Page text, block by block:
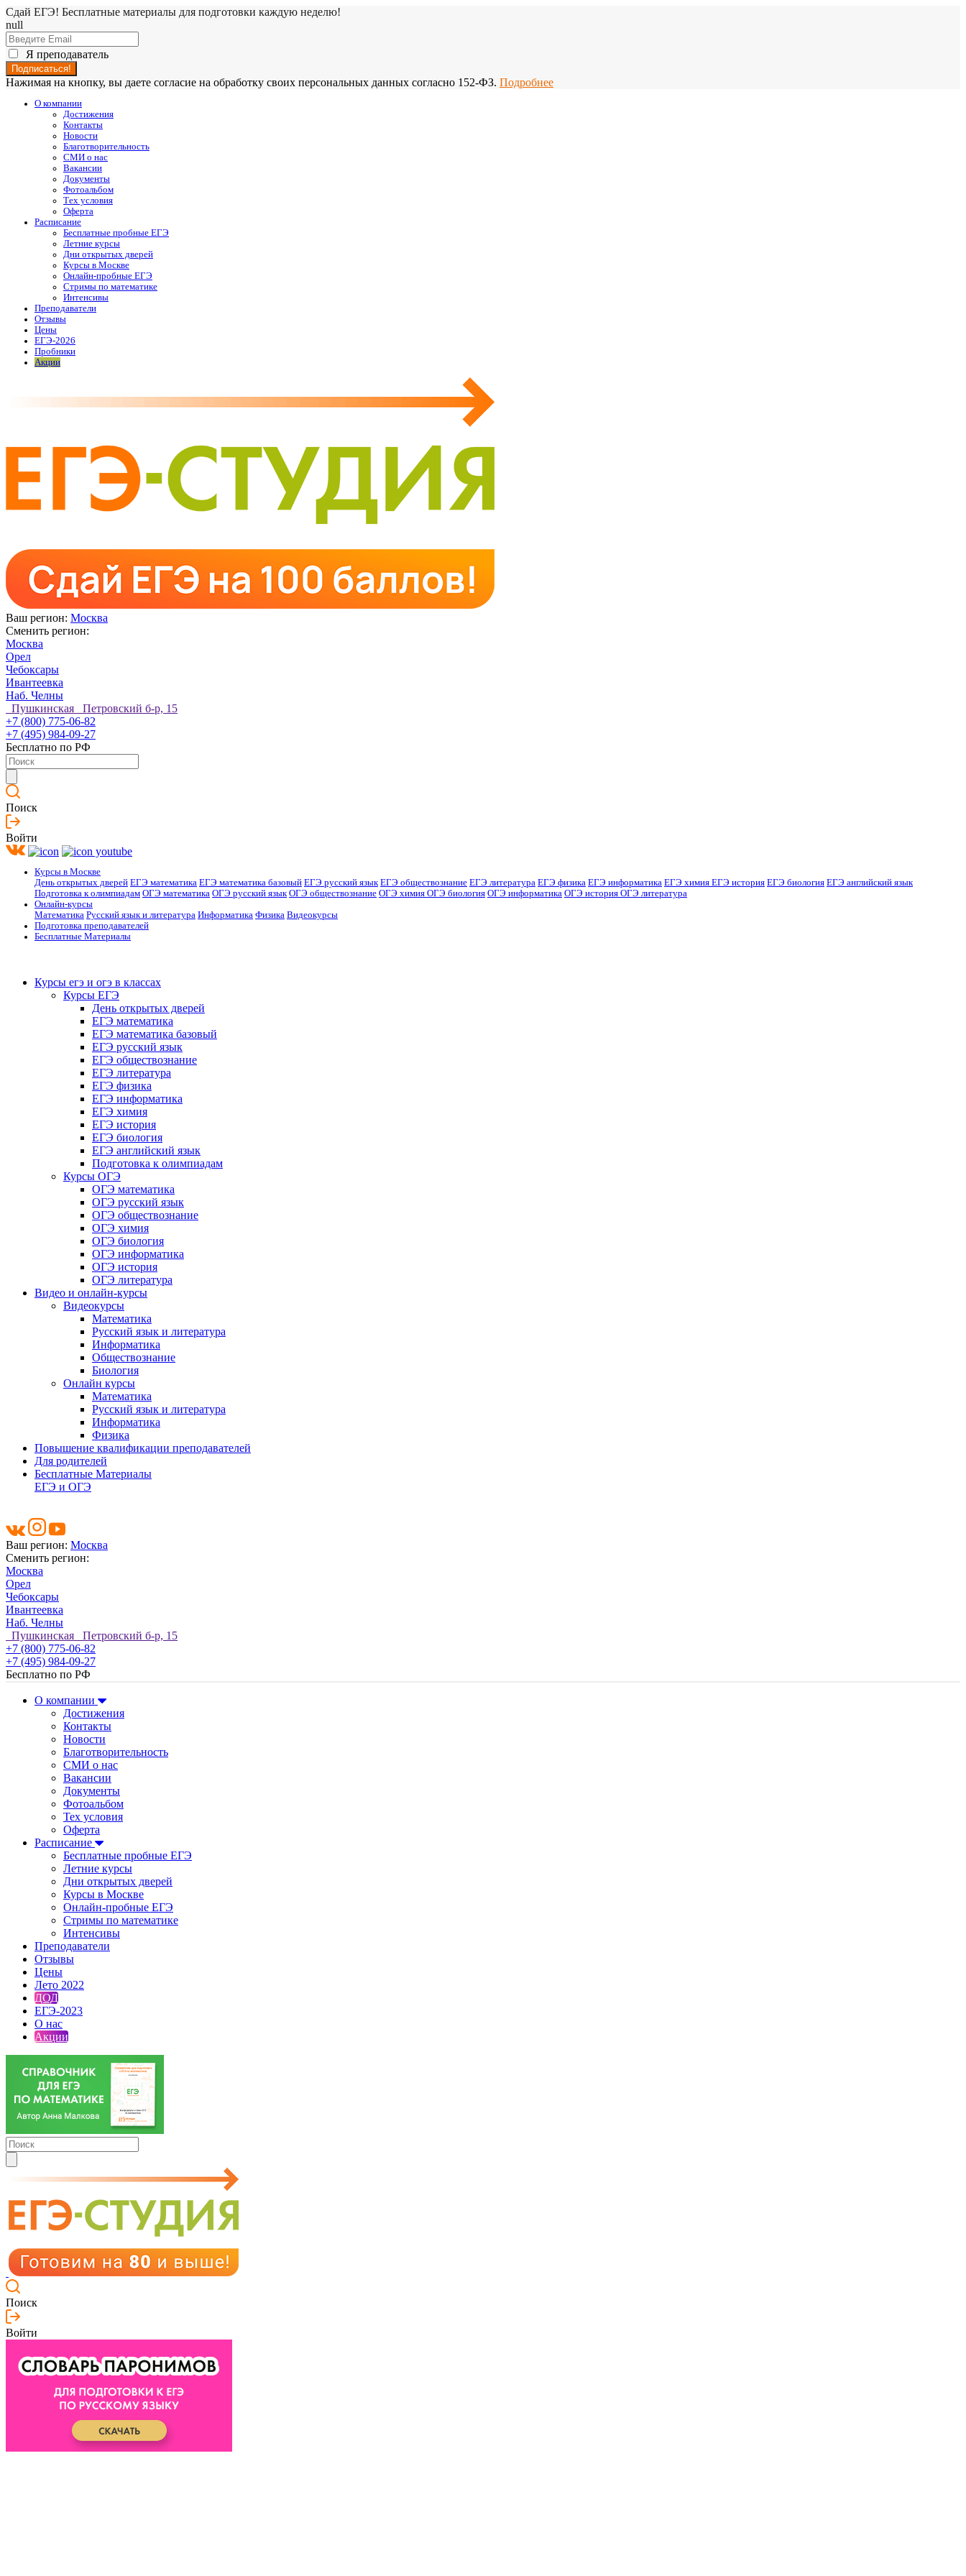
Сдай ЕГЭ! Бесплатные материалы для подготовки каждую неделю!
null
Я преподаватель
Нажимая на кнопку, вы даете согласие на обработку своих персональных данных согласно 152-ФЗ. Подробнее
О компании
Достижения
Контакты
Новости
Благотворительность
СМИ о нас
Вакансии
Документы
Фотоальбом
Тех условия
Оферта
Расписание
Бесплатные пробные ЕГЭ
Летние курсы
Дни открытых дверей
Курсы в Москве
Онлайн-пробные ЕГЭ
Стримы по математике
Интенсивы
Преподаватели
Отзывы
Цены
ЕГЭ-2026
Пробники
Акции
Ваш регион: Москва
Сменить регион:
Москва
Орел
Чебоксары
Ивантеевка
Наб. Челны
Пушкинская Петровский б-р, 15
+7 (800) 775-06-82
+7 (495) 984-09-27
Бесплатно по РФ
Поиск
Войти
Курсы в Москве
День открытых дверей ЕГЭ математика ЕГЭ математика базовый ЕГЭ русский язык ЕГЭ обществознание ЕГЭ литература ЕГЭ физика ЕГЭ информатика ЕГЭ химия ЕГЭ история ЕГЭ биология ЕГЭ английский язык
Подготовка к олимпиадам ОГЭ математика ОГЭ русский язык ОГЭ обществознание ОГЭ химия ОГЭ биология ОГЭ информатика ОГЭ история ОГЭ литература
Онлайн-курсы
Математика Русский язык и литература Информатика Физика Видеокурсы
Подготовка преподавателей
Бесплатные Материалы
Курсы егэ и огэ в классах
Курсы ЕГЭ
День открытых дверей
ЕГЭ математика
ЕГЭ математика базовый
ЕГЭ русский язык
ЕГЭ обществознание
ЕГЭ литература
ЕГЭ физика
ЕГЭ информатика
ЕГЭ химия
ЕГЭ история
ЕГЭ биология
ЕГЭ английский язык
Подготовка к олимпиадам
Курсы ОГЭ
ОГЭ математика
ОГЭ русский язык
ОГЭ обществознание
ОГЭ химия
ОГЭ биология
ОГЭ информатика
ОГЭ история
ОГЭ литература
Видео и онлайн-курсы
Видеокурсы
Математика
Русский язык и литература
Информатика
Обществознание
Биология
Онлайн курсы
Математика
Русский язык и литература
Информатика
Физика
Повышение квалификации преподавателей
Для родителей
Бесплатные Материалы
ЕГЭ и ОГЭ
Ваш регион: Москва
Сменить регион:
Москва
Орел
Чебоксары
Ивантеевка
Наб. Челны
Пушкинская Петровский б-р, 15
+7 (800) 775-06-82
+7 (495) 984-09-27
Бесплатно по РФ
О компании
Достижения
Контакты
Новости
Благотворительность
СМИ о нас
Вакансии
Документы
Фотоальбом
Тех условия
Оферта
Расписание
Бесплатные пробные ЕГЭ
Летние курсы
Дни открытых дверей
Курсы в Москве
Онлайн-пробные ЕГЭ
Стримы по математике
Интенсивы
Преподаватели
Отзывы
Цены
Лето 2022
ДОД
ЕГЭ-2023
О нас
Акции
Поиск
Войти